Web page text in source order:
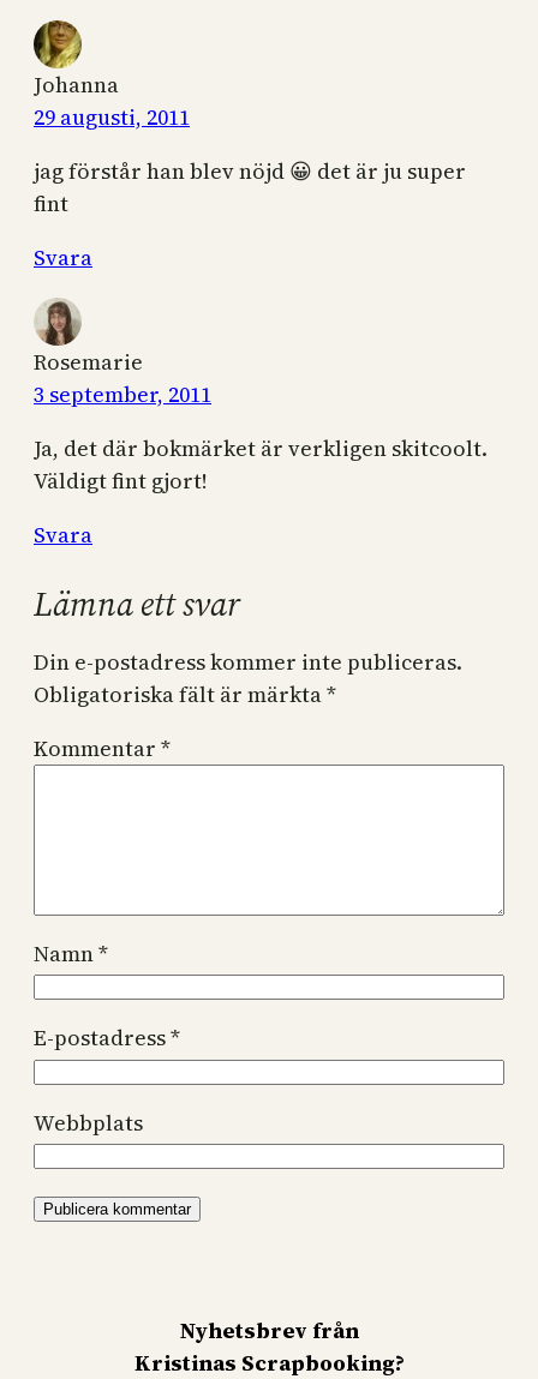
Johanna
29 augusti, 2011
jag förstår han blev nöjd 😀 det är ju super
fint
Svara
Rosemarie
3 september, 2011
Ja, det där bokmärket är verkligen skitcoolt.
Väldigt fint gjort!
Svara
Lämna ett svar
Din e-postadress kommer inte publiceras.
Obligatoriska fält är märkta*
Kommentar *
Namn*
E-postadress*
Webbplats
Nyhetsbrev från
Kristinas Scrapbooking?